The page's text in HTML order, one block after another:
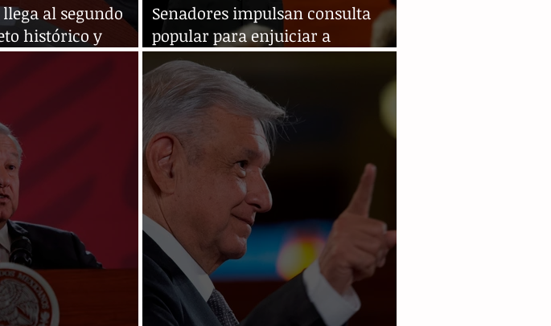
al segundo
histórico y
Senadores impulsan consulta
popular para enjuiciar a
expresidentes